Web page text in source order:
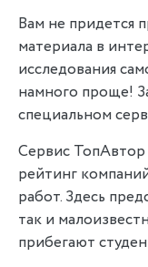
Вам не придется
материала в
исследования
намного проще!
специальном
Сервис
рейтинг
работ. Здесь
так и
прибегают